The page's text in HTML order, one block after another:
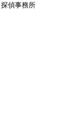
偵事務所